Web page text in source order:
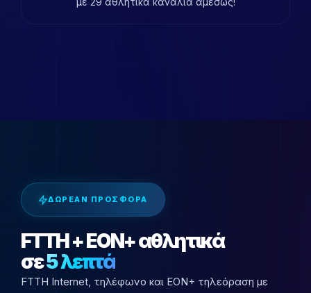
ΔΩΡΕΑΝ ΠΡΟΣΦΟΡΑ
FTTH + EON+ αθλητικά
σε5 λεπτά
FTTH Internet, τηλέφωνο και EON+ τηλεόραση με